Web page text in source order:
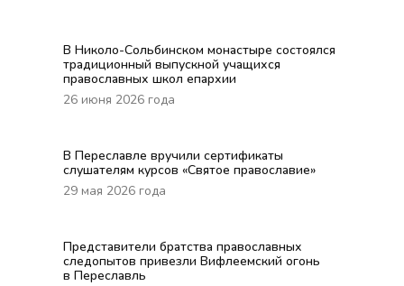
В Николо-Сольбинском монастыре состоялся
традиционный выпускной учащихся
православных школ епархии
26 июня 2026 года
В Переславле вручили сертификаты
слушателям курсов «Святое православие»
29 мая 2026 года
Представители братства православных
следопытов привезли Вифлеемский огонь
в Переславль